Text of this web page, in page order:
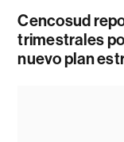
Cencosud
trimestrales
nuevo plan